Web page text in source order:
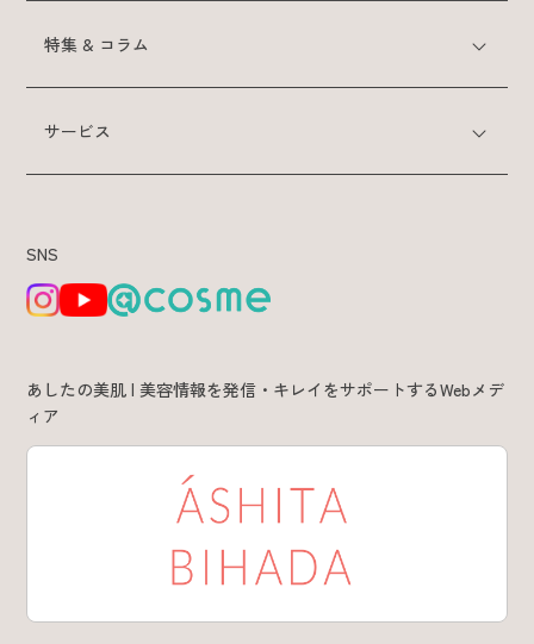
特集 & コラム
サービス
あしたの美肌 | 美容情報を発信・キレイをサポートするWebメデ
ィア
特集 & コラム
サービス
SNS
あしたの美肌 | 美容情報を発信・キレイをサポートするWebメデ
ィア